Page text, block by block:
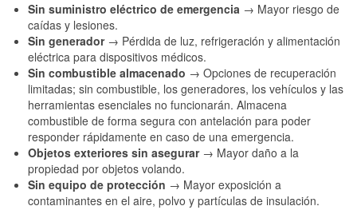
Sin suministro eléctrico de emergencia → Mayor riesgo de
caídas y lesiones.
Sin generador → Pérdida de luz, refrigeración y alimentación
eléctrica para dispositivos médicos.
Sin combustible almacenado → Opciones de recuperación
limitadas; sin combustible, los generadores, los vehículos y las
herramientas esenciales no funcionarán. Almacena
combustible de forma segura con antelación para poder
responder rápidamente en caso de una emergencia.
Objetos exteriores sin asegurar → Mayor daño a la
propiedad por objetos volando.
Sin equipo de protección → Mayor exposición a
contaminantes en el aire, polvo y partículas de insulación.